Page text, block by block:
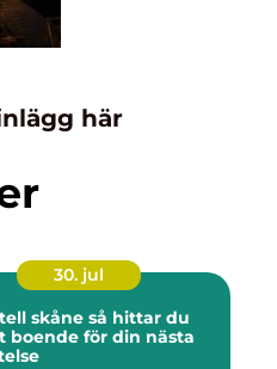
här
30. jul
skåne så hittar du
boende för din nästa